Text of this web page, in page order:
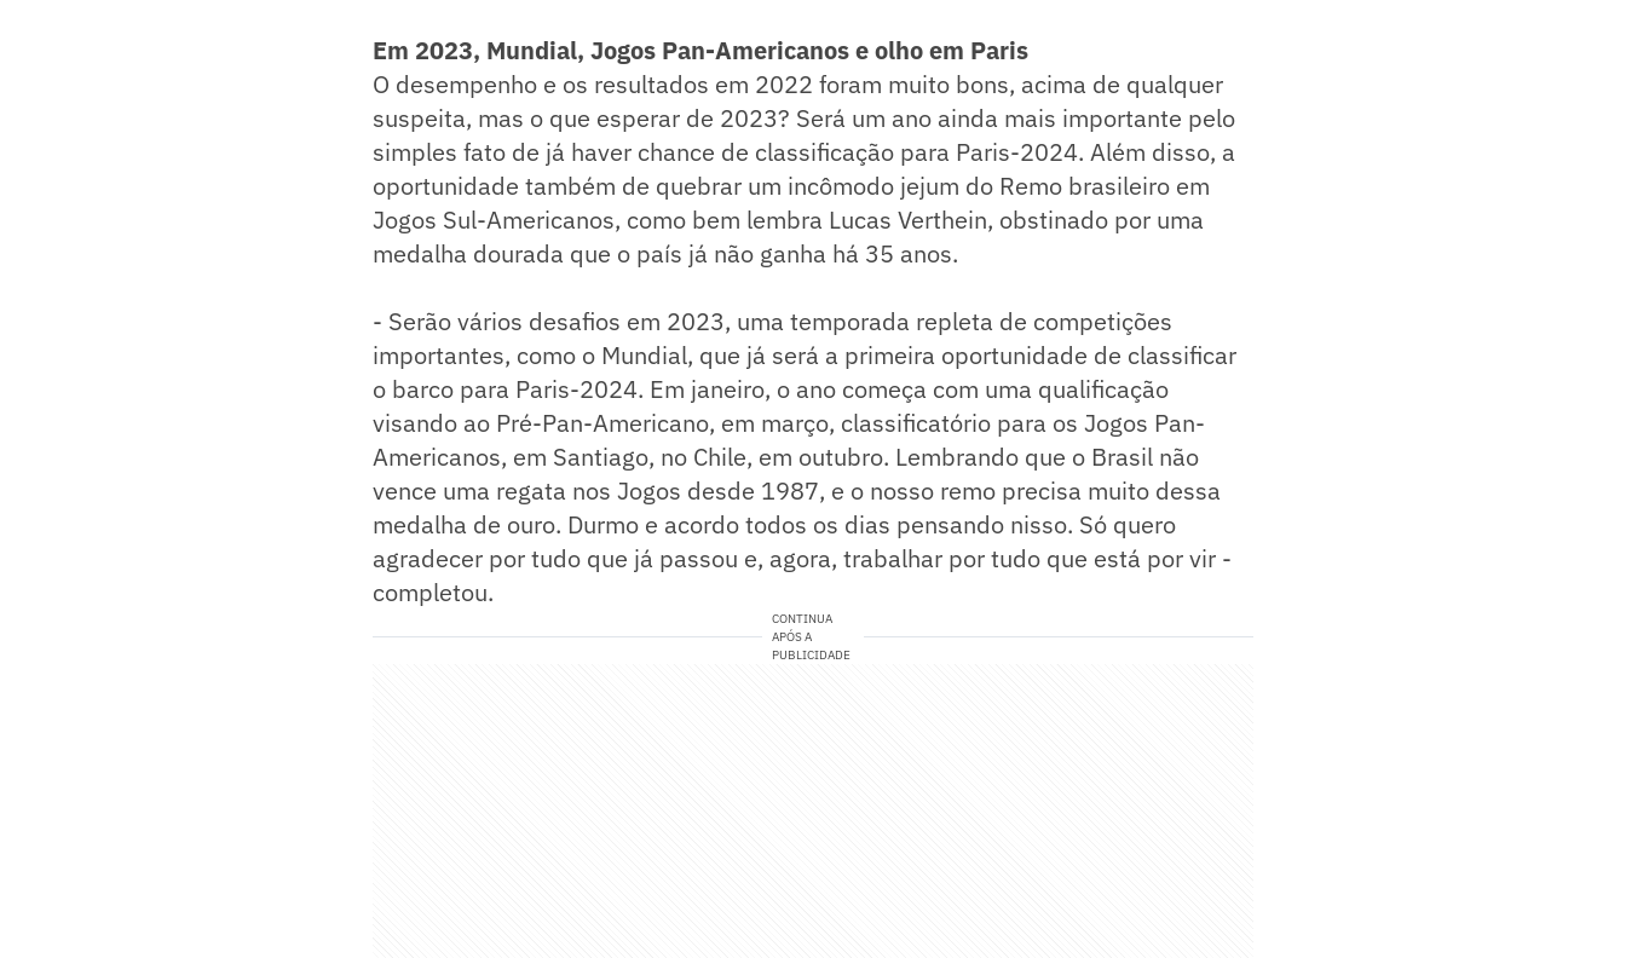
Em 2023, Mundial, Jogos Pan-Americanos e olho em Paris
O desempenho e os resultados em 2022 foram muito bons, acima de qualquer
suspeita, mas o que esperar de 2023? Será um ano ainda mais importante pelo
simples fato de já haver chance de classificação para Paris-2024. Além disso, a
oportunidade também de quebrar um incômodo jejum do Remo brasileiro em
Jogos Sul-Americanos, como bem lembra Lucas Verthein, obstinado por uma
medalha dourada que o país já não ganha há 35 anos.
- Serão vários desafios em 2023, uma temporada repleta de competições
importantes, como o Mundial, que já será a primeira oportunidade de classificar
o barco para Paris-2024. Em janeiro, o ano começa com uma qualificação
visando ao Pré-Pan-Americano, em março, classificatório para os Jogos Pan-
Americanos, em Santiago, no Chile, em outubro. Lembrando que o Brasil não
vence uma regata nos Jogos desde 1987, e o nosso remo precisa muito dessa
medalha de ouro. Durmo e acordo todos os dias pensando nisso. Só quero
agradecer por tudo que já passou e, agora, trabalhar por tudo que está por vir -
completou.
CONTINUA
APÓS A
PUBLICIDADE